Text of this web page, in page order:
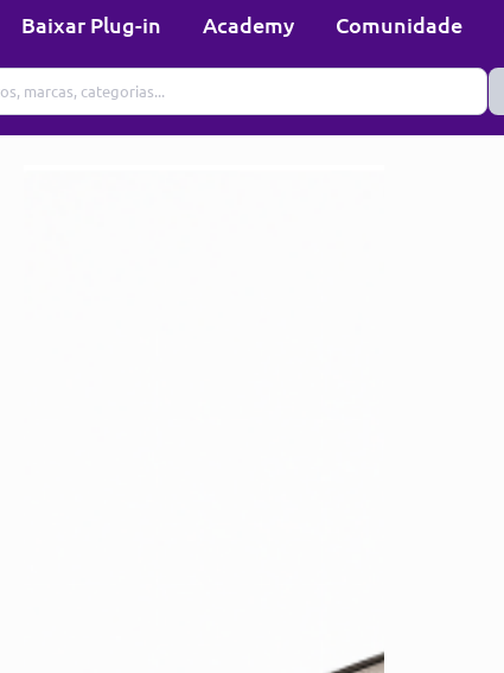
Baixar Plug-in Academy Comunidade